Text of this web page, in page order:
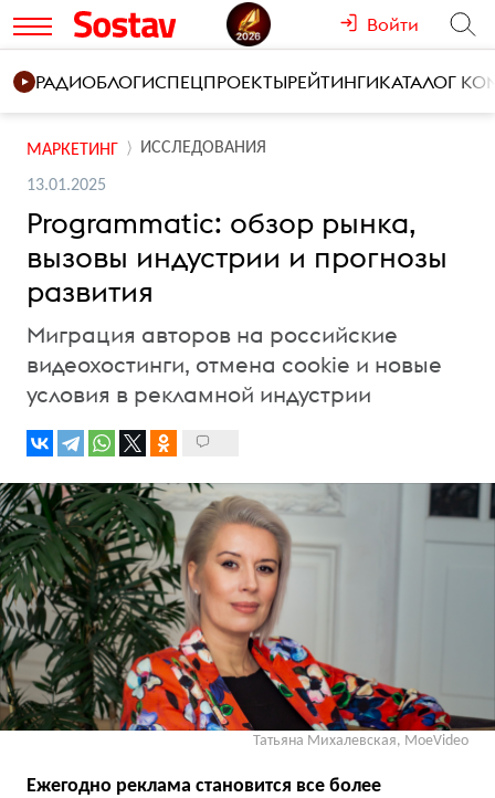
Войти
РАДИОБЛОГИСПЕЦПРОЕКТЫРЕЙТИНГИКАТАЛОГ
МАРКЕТИНГ ИССЛЕДОВАНИЯ
13.01.2025
Programmatic: обзор рынка,
вызовы индустрии и прогнозы
развития
Миграция авторов на российские
видеохостинги, отмена cookie и новые
условия в рекламной индустрии
Татьяна Михалевская, MoeVideo
Ежегодно реклама становится все более